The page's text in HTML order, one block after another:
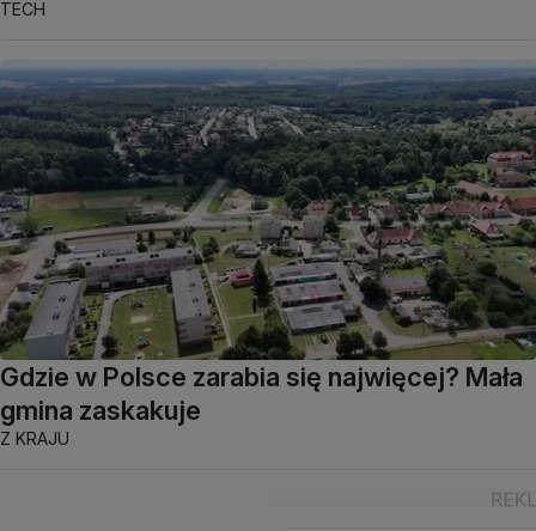
TECH
Gdzie w Polsce zarabia się najwięcej? Mała
gmina zaskakuje
Z KRAJU